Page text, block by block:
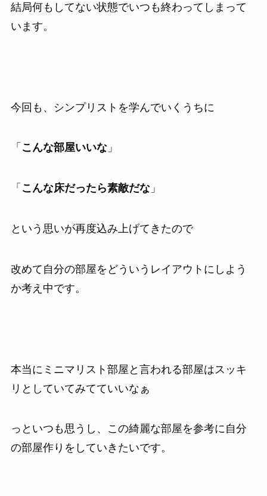
結局何もしてない状態でいつも終わってしまって
います。
今回も、シンプリストを学んでいくうちに
「 こんな部屋いいな」
「 こんな床だったら素敵だな」
という思いが再度込み上げてきたので
改めて自分の部屋をどういうレイアウトにしよう
か考え中です。
本当にミニマリスト部屋と言われる部屋はスッキ
リとしていてみてていいなぁ
っといつも思うし、この綺麗な部屋を参考に自分
の部屋作りをしていきたいです。